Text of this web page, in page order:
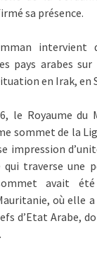
sa présence.
intervient
pays arabes
en Irak, en
le Royaume du
sommet de la
impression
qui traverse une
avait
où elle a
d’Etat Arabe,